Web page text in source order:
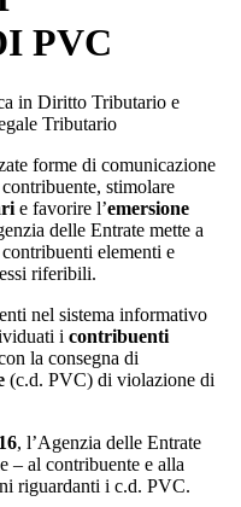
PVC
in Diritto Tributario e
Tributario
forme di comunicazione
stimolare
e favorire l’emersione
delle Entrate mette a
elementi e
riferibili.
nel sistema informativo
i contribuenti
la consegna di
(c.d. PVC) di violazione di
, l’Agenzia delle Entrate
– al contribuente e alla
riguardanti i c.d. PVC.